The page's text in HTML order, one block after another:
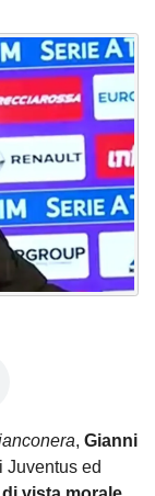
, Gianni
Juventus ed